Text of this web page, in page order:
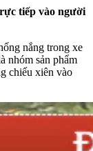
tiếp vào người
nắng trong xe
nhóm sản phẩm
chiếu xiên vào